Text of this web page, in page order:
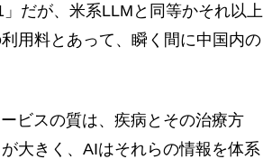
だが、米系LLMと同等かそれ以上
用料とあって、瞬く間に中国内の
ビスの質は、疾病とその治療方
大きく、AIはそれらの情報を体系